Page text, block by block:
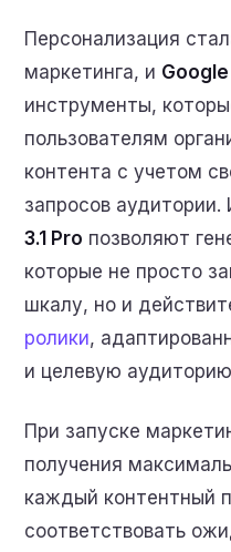
Персонализация
маркетинга, и Google
инструменты,
пользователям
контента с учетом
запросов
3.1 Pro позволяют
которые не просто
шкалу, но и
ролики,
и целевую
При запуске
получения
каждый контентный
соответствовать